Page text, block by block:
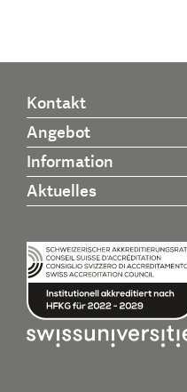
Kontakt
Angebot
Information
Aktuelles